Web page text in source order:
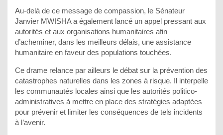
Au-delà de ce message de compassion, le Sénateur
Janvier MWISHA a également lancé un appel pressant aux
autorités et aux organisations humanitaires afin
d’acheminer, dans les meilleurs délais, une assistance
humanitaire en faveur des populations touchées.
Ce drame relance par ailleurs le débat sur la prévention des
catastrophes naturelles dans les zones à risque. Il interpelle
les communautés locales ainsi que les autorités politico-
administratives à mettre en place des stratégies adaptées
pour prévenir et limiter les conséquences de tels incidents
à l’avenir.